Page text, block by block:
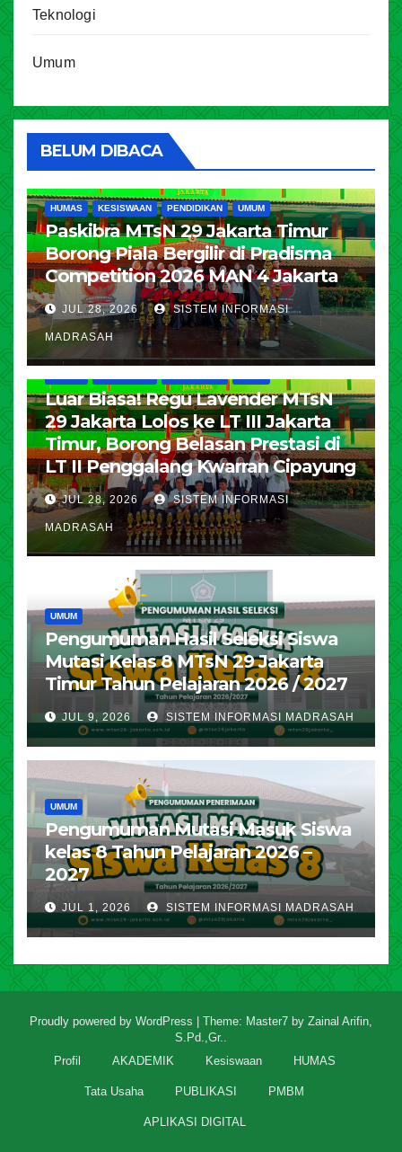
Teknologi
Umum
BELUM DIBACA
HUMAS KESISWAAN PENDIDIKAN UMUM
Paskibra MTsN 29 Jakarta Timur
Borong Piala Bergilir di Pradisma
Competition 2026 MAN 4 Jakarta
JUL 28, 2026 SISTEM INFORMASI
MADRASAH
Luar Biasa! Regu Lavender MTsN
29 Jakarta Lolos ke LT III Jakarta
Timur, Borong Belasan Prestasi di
LT II Penggalang Kwarran Cipayung
JUL 28, 2026 SISTEM INFORMASI
MADRASAH
UMUM
Pengumuman Hasil Seleksi Siswa
Mutasi Kelas 8 MTsN 29 Jakarta
Timur Tahun Pelajaran 2026 / 2027
JUL 9, 2026 SISTEM INFORMASI MADRASAH
UMUM
Pengumuman Mutasi Masuk Siswa
kelas 8 Tahun Pelajaran 2026 –
2027
JUL 1, 2026 SISTEM INFORMASI MADRASAH
Proudly powered by WordPress Theme: Master7 by Zainal Arifin,
S.Pd.,Gr.
Profil
AKADEMIK Kesiswaan HUMAS
Tata Usaha PUBLIKASI PMBM
APLIKASI DIGITAL